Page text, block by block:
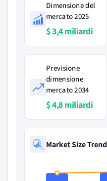
Dimensione del
mercato 2025
$ 3,4 miliardi
Previsione
dimensione
mercato 2034
$ 4,8 miliardi
Market Size Trend